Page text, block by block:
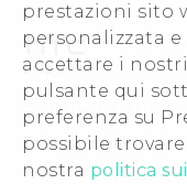
prestazioni sito
personalizzata
accettare i
pulsante qui
preferenza su
possibile
nostra politica
Uffici Commerciali
Investitori
Cookie
Lavora con noi
Security and
© 2011-2026 HTC
Termini legali